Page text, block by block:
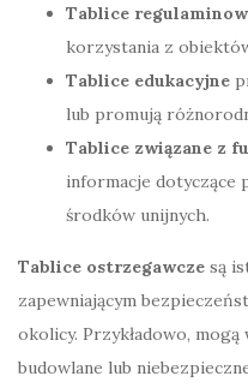
Tablice
korzystania z
Tablice edukacyjne
lub promują
Tablice związane z
informacje dotyczące
środków unijnych.
Tablice ostrzegawcze są
zapewniającym
okolicy. Przykładowo,
budowlane lub